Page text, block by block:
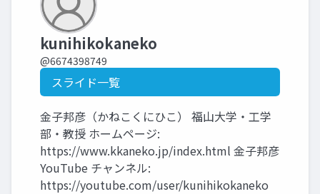
kunihikokaneko
@6674398749
スライド一覧
金子邦彦（かねこくにひこ） 福山大学・工学
部・教授 ホームページ:
https://www.kkaneko.jp/index.html 金子邦彦
YouTube チャンネル:
https://youtube.com/user/kunihikokaneko